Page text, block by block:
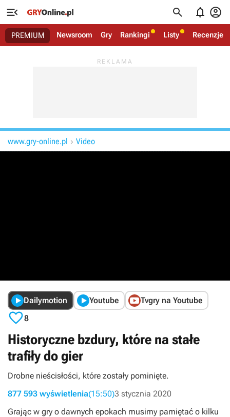
   
PREMIUM Newsroom Gry Rankingi Listy Recenzje
www.gry-online.pl  Video
Dailymotion Youtube Tvgry na Youtube
8
Historyczne bzdury, które na stałe
trafiły do gier
Drobne nieścisłości, które zostały pominięte.
877 593 wyświetlenia(15:50)3 stycznia 2020
Grając w gry o dawnych epokach musimy pamiętać o kilku